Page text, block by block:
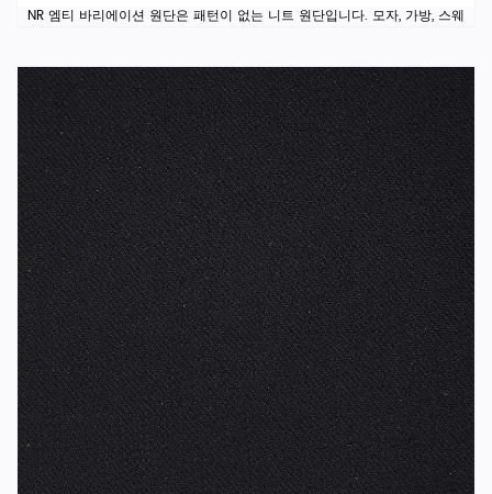
NR 엠티 바리에이션 원단은 패턴이 없는 니트 원단입니다. 모자, 가방, 스웨